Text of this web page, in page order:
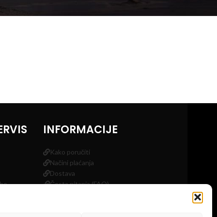
INFORMACIJE
Kako poručiti
Načini plaćanja
Dostava
Česta pitanja (FAQ)